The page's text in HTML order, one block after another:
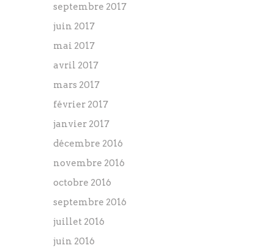
septembre 2017
juin 2017
mai 2017
avril 2017
mars 2017
février 2017
janvier 2017
décembre 2016
novembre 2016
octobre 2016
septembre 2016
juillet 2016
juin 2016